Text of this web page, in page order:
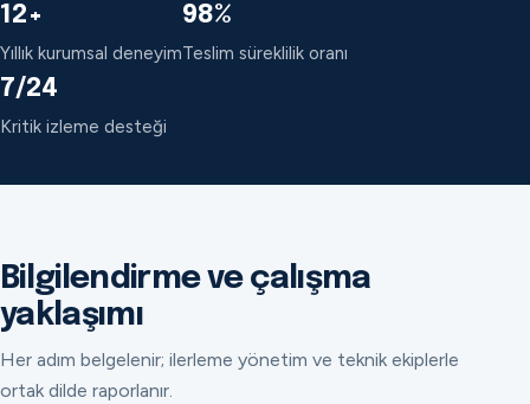
12+
Yıllık kurumsal deneyim
98%
Teslim süreklilik oranı
7/24
Kritik izleme desteği
Bilgilendirme ve çalışma
yaklaşımı
Her adım belgelenir; ilerleme yönetim ve teknik ekiplerle
ortak dilde raporlanır.